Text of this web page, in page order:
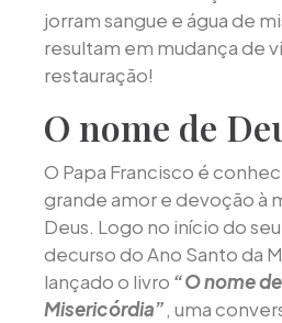
jorram sangue e água de
resultam em mudança de
restauração!
O nome de
O Papa Francisco é
grande amor e devoção à
Deus. Logo no início do
decurso do Ano Santo da
lançado o livro “O nome
Misericórdia”, uma